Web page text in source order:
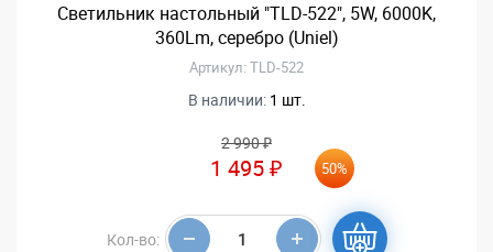
Светильник настольный "TLD-522", 5W, 6000K,
360Lm, серебро (Uniel)
Артикул: TLD-522
В наличии: 1 шт.
2 990 ₽
1 495 ₽ 50%
Кол-во: